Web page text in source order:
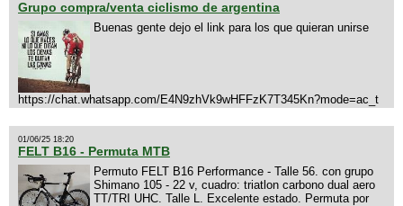
Grupo compra/venta ciclismo de argentina
Buenas gente dejo el link para los que quieran unirse
https://chat.whatsapp.com/E4N9zhVk9wHFFzK7T345Kn?mode=ac_t
01/06/25 18:20
FELT B16 - Permuta MTB
Permuto FELT B16 Performance - Talle 56. con grupo
Shimano 105 - 22 v, cuadro: triatlon carbono dual aero
TT/TRI UHC. Talle L. Excelente estado. Permuta por